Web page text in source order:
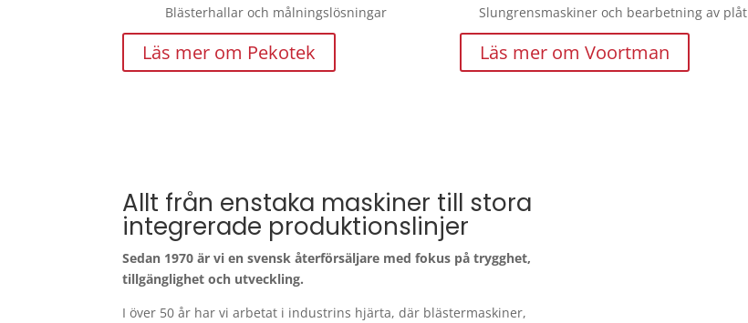
Blästerhallar och målningslösningar
Läs mer om Pekotek
Slungrensmaskiner och bearbetning av plåt
Läs mer om Voortman
Allt från enstaka maskiner till stora
integrerade produktionslinjer
Sedan 1970 är vi en svensk återförsäljare med fokus på trygghet,
tillgänglighet och utveckling.
I över 50 år har vi arbetat i industrins hjärta, där blästermaskiner,